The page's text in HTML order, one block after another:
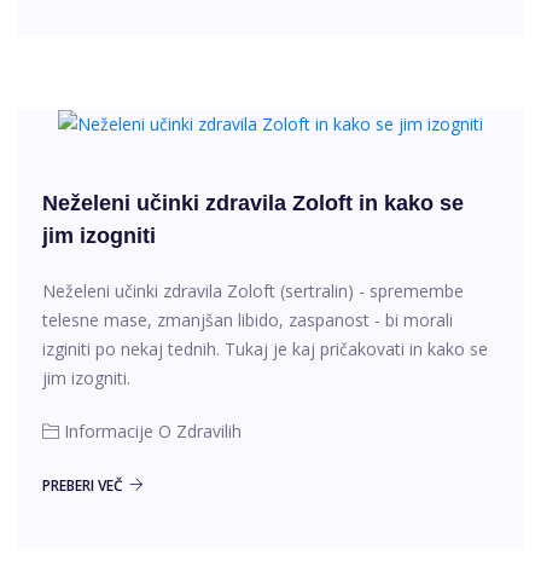
Neželeni učinki zdravila Zoloft in kako se
jim izogniti
Neželeni učinki zdravila Zoloft (sertralin) - spremembe
telesne mase, zmanjšan libido, zaspanost - bi morali
izginiti po nekaj tednih. Tukaj je kaj pričakovati in kako se
jim izogniti.
Informacije O Zdravilih
PREBERI VEČ